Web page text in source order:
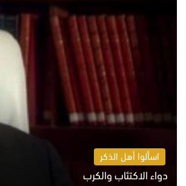
اسألوا أهل الذكر
دواء الاكتئاب والكرب